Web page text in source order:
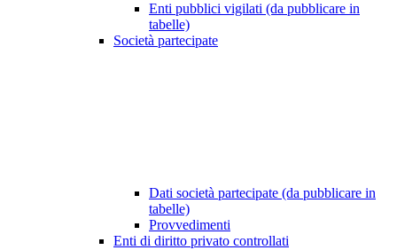
Enti pubblici vigilati (da pubblicare in
tabelle)
Società partecipate
Dati società partecipate (da pubblicare in
tabelle)
Provvedimenti
Enti di diritto privato controllati